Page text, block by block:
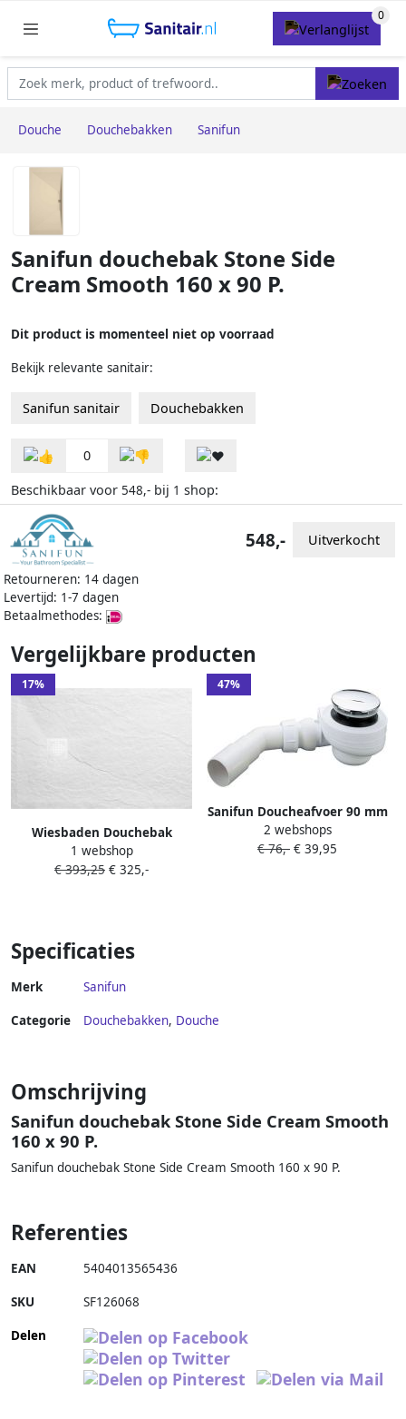
Douche Douchebakken Sanifun
Sanifun douchebak Stone Side
Cream Smooth 160 x 90 P.
Dit product is momenteel niet op voorraad
Bekijk relevante sanitair:
Sanifun sanitair Douchebakken
0
Beschikbaar voor 548,- bij 1 shop:
Retourneren: 14 dagen
Levertijd: 1-7 dagen
Betaalmethodes:
548,- Uitverkocht
Vergelijkbare producten
17%
Wiesbaden Douchebak
Stonea Antislip Composiet
80x90x3 cm Inkortbaar Mat
1 webshop
€ 393,25 € 325,-
47%
Sanifun Doucheafvoer 90 mm
chroom– geschikt voor
Stonea douchebakken
2 webshops
€ 76,- € 39,95
Specificaties
Merk Sanifun
Categorie Douchebakken, Douche
Omschrijving
Sanifun douchebak Stone Side Cream Smooth
160 x 90 P.
Sanifun douchebak Stone Side Cream Smooth 160 x 90 P.
Referenties
EAN 5404013565436
SKU SF126068
Delen